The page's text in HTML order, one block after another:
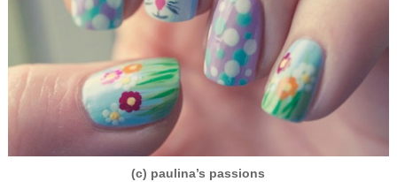
(c) paulina’s passions